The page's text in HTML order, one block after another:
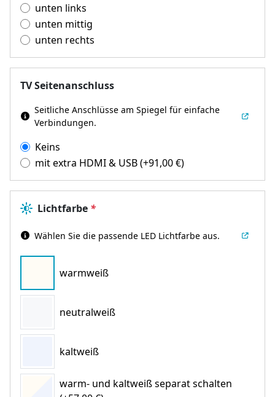
unten links
unten mittig
unten rechts
TV Seitenanschluss
Seitliche Anschlüsse am Spiegel für einfache
Verbindungen.
Keins
mit extra HDMI & USB(+91,00€)
Lichtfarbe *
Wählen Sie die passende LED Lichtfarbe aus.
warmweiß
neutralweiß
kaltweiß
warm- und kaltweiß separat schalten